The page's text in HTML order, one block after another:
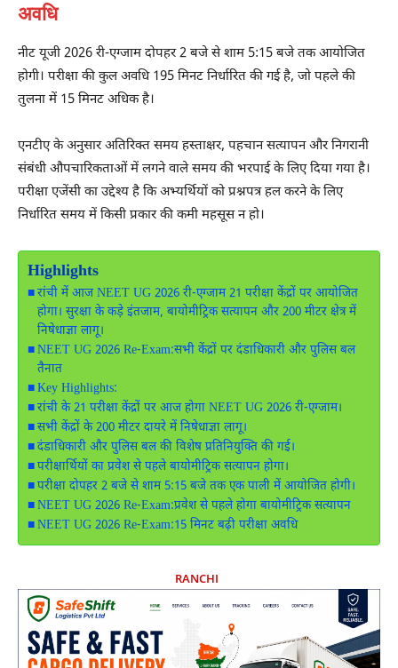
अवधि
नीट यूजी 2026 री-एग्जाम दोपहर 2 बजे से शाम 5:15 बजे तक आयोजित
होगी। परीक्षा की कुल अवधि 195 मिनट निर्धारित की गई है, जो पहले की
तुलना में 15 मिनट अधिक है।
एनटीए के अनुसार अतिरिक्त समय हस्ताक्षर, पहचान सत्यापन और निगरानी
संबंधी औपचारिकताओं में लगने वाले समय की भरपाई के लिए दिया गया है।
परीक्षा एजेंसी का उद्देश्य है कि अभ्यर्थियों को प्रश्नपत्र हल करने के लिए
निर्धारित समय में किसी प्रकार की कमी महसूस न हो।
Highlights
रांची में आज NEET UG 2026 री-एग्जाम 21 परीक्षा केंद्रों पर आयोजित
होगा। सुरक्षा के कड़े इंतजाम, बायोमीट्रिक सत्यापन और 200 मीटर क्षेत्र में
निषेधाज्ञा लागू।
NEET UG 2026 Re-Exam:सभी केंद्रों पर दंडाधिकारी और पुलिस बल
तैनात
Key Highlights:
रांची के 21 परीक्षा केंद्रों पर आज होगा NEET UG 2026 री-एग्जाम।
सभी केंद्रों के 200 मीटर दायरे में निषेधाज्ञा लागू।
दंडाधिकारी और पुलिस बल की विशेष प्रतिनियुक्ति की गई।
परीक्षार्थियों का प्रवेश से पहले बायोमीट्रिक सत्यापन होगा।
परीक्षा दोपहर 2 बजे से शाम 5:15 बजे तक एक पाली में आयोजित होगी।
NEET UG 2026 Re-Exam:प्रवेश से पहले होगा बायोमीट्रिक सत्यापन
NEET UG 2026 Re-Exam:15 मिनट बढ़ी परीक्षा अवधि
RANCHI